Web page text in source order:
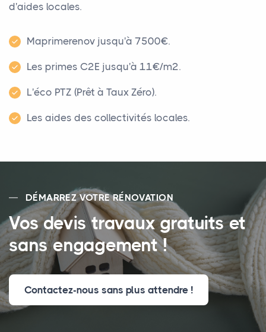
d'aides locales.
Maprimerenov jusqu'à 7500€.
Les primes C2E jusqu'à 11€/m².
L'éco PTZ (Prêt à Taux Zéro).
Les aides des collectivités locales.
DÉMARREZ VOTRE RÉNOVATION
Vos devis travaux gratuits et
sans engagement !
Contactez-nous sans plus attendre !